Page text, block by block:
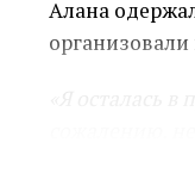
Алана
60 секунд,